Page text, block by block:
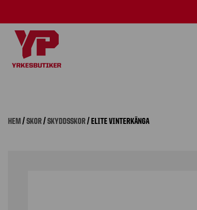
HEM/SKOR/SKYDDSSKOR/ ELITE VINTERKÄNGA